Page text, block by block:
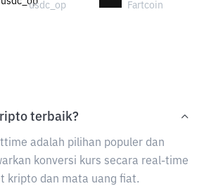
usdc_op Fartcoin
terbaik?
adalah pilihan populer dan
konversi kurs secara real-time
kripto dan mata uang fiat.